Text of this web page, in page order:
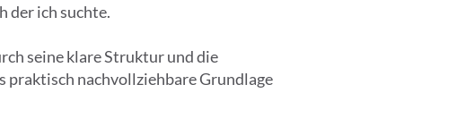
der ich suchte.
seine klare Struktur und die
praktisch nachvollziehbare Grundlage